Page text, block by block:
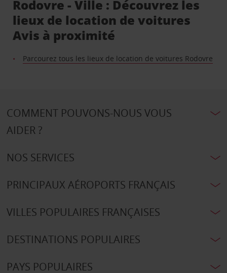
Rodovre - Ville : Découvrez les
lieux de location de voitures
Avis à proximité
Parcourez tous les lieux de location de voitures Rodovre
COMMENT POUVONS-NOUS VOUS
AIDER ?
NOS SERVICES
PRINCIPAUX AÉROPORTS FRANÇAIS
VILLES POPULAIRES FRANÇAISES
DESTINATIONS POPULAIRES
PAYS POPULAIRES